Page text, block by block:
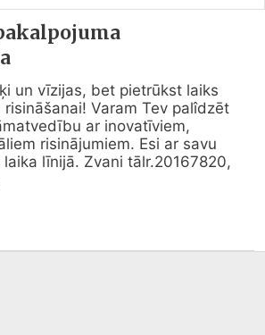
un vīzijas, bet pietrūkst laiks
Varam Tev palîdzēt
ar inovatīviem,
risinājumiem. Esi ar savu
līnijā. Zvani tālr.20167820,